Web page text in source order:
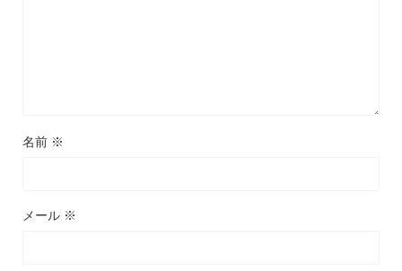
名前 ※
メール ※